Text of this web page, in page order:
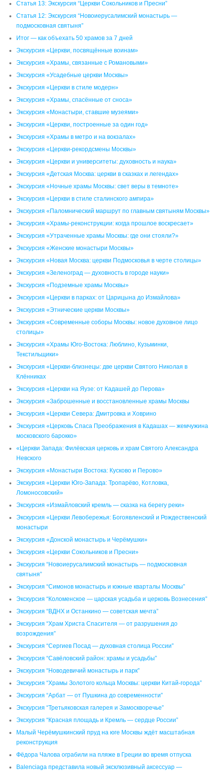
Статья 13: Экскурсия “Церкви Сокольников и Пресни”
Статья 12: Экскурсия “Новоиерусалимский монастырь —
подмосковная святыня”
Итог — как объехать 50 храмов за 7 дней
Экскурсия «Церкви, посвящённые воинам»
Экскурсия «Храмы, связанные с Романовыми»
Экскурсия «Усадебные церкви Москвы»
Экскурсия «Церкви в стиле модерн»
Экскурсия «Храмы, спасённые от сноса»
Экскурсия «Монастыри, ставшие музеями»
Экскурсия «Церкви, построенные за один год»
Экскурсия «Храмы в метро и на вокзалах»
Экскурсия «Церкви-рекордсмены Москвы»
Экскурсия «Церкви и университеты: духовность и наука»
Экскурсия «Детская Москва: церкви в сказках и легендах»
Экскурсия «Ночные храмы Москвы: свет веры в темноте»
Экскурсия «Церкви в стиле сталинского ампира»
Экскурсия «Паломнический маршрут по главным святыням Москвы»
Экскурсия «Храмы-реконструкции: когда прошлое воскресает»
Экскурсия «Утраченные храмы Москвы: где они стояли?»
Экскурсия «Женские монастыри Москвы»
Экскурсия «Новая Москва: церкви Подмосковья в черте столицы»
Экскурсия «Зеленоград — духовность в городе науки»
Экскурсия «Подземные храмы Москвы»
Экскурсия «Церкви в парках: от Царицына до Измайлова»
Экскурсия «Этнические церкви Москвы»
Экскурсия «Современные соборы Москвы: новое духовное лицо
столицы»
Экскурсия «Храмы Юго-Востока: Люблино, Кузьминки,
Текстильщики»
Экскурсия «Церкви-близнецы: две церкви Святого Николая в
Клённиках
Экскурсия «Церкви на Яузе: от Кадашей до Перова»
Экскурсия «Заброшенные и восстановленные храмы Москвы
Экскурсия «Церкви Севера: Дмитровка и Ховрино
Экскурсия «Церковь Спаса Преображения в Кадашах — жемчужина
московского барокко»
«Церкви Запада: Филёвская церковь и храм Святого Александра
Невского
Экскурсия «Монастыри Востока: Кусково и Перово»
Экскурсия «Церкви Юго-Запада: Тропарёво, Котловка,
Ломоносовский»
Экскурсия «Измайловский кремль — сказка на берегу реки»
Экскурсия «Церкви Левобережья: Богоявленский и Рождественский
монастыри
Экскурсия «Донской монастырь и Черёмушки»
Экскурсия «Церкви Сокольников и Пресни»
Экскурсия “Новоиерусалимский монастырь — подмосковная
святыня”
Экскурсия “Симонов монастырь и южные кварталы Москвы”
Экскурсия “Коломенское — царская усадьба и церковь Вознесения”
Экскурсия “ВДНХ и Останкино — советская мечта”
Экскурсия “Храм Христа Спасителя — от разрушения до
возрождения”
Экскурсия “Сергиев Посад — духовная столица России”
Экскурсия “Савёловский район: храмы и усадьбы”
Экскурсия “Новодевичий монастырь и парк”
Экскурсия “Храмы Золотого кольца Москвы: церкви Китай-города”
Экскурсия “Арбат — от Пушкина до современности”
Экскурсия “Третьяковская галерея и Замоскворечье”
Экскурсия “Красная площадь и Кремль — сердце России”
Малый Черёмушкинский пруд на юге Москвы ждёт масштабная
реконструкция
Фёдора Чалова ограбили на пляже в Греции во время отпуска
Balenciaga представила новый эксклюзивный аксессуар —